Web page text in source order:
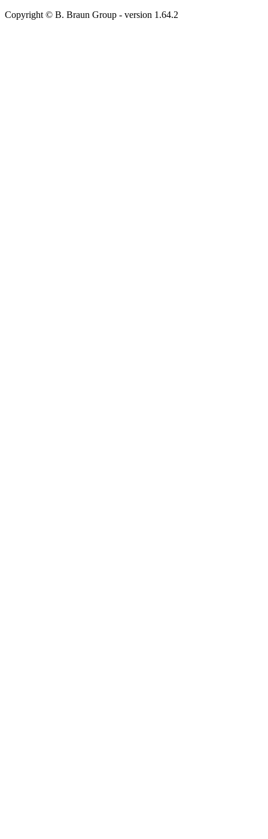
Copyright © B. Braun Group - version 1.64.2